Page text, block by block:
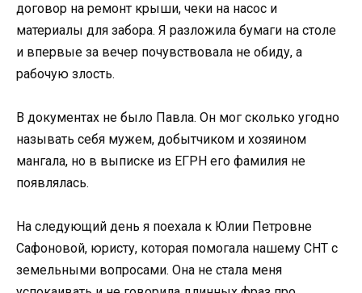
договор на ремонт крыши, чеки на насос и
материалы для забора. Я разложила бумаги на столе
и впервые за вечер почувствовала не обиду, а
рабочую злость.
В документах не было Павла. Он мог сколько угодно
называть себя мужем, добытчиком и хозяином
мангала, но в выписке из ЕГРН его фамилия не
появлялась.
На следующий день я поехала к Юлии Петровне
Сафоновой, юристу, которая помогала нашему СНТ с
земельными вопросами. Она не стала меня